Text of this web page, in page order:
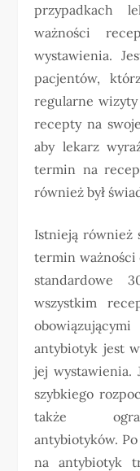
przypadkach
ważności
wystawienia.
pacjentów,
regularne
recepty na
aby lekarz
termin na
również był
Istnieją również
termin ważności
standardowe
wszystkim
antybiotyk jest
jej wystawienia.
szybkiego
także
antybiotyków.
na antybiotyk